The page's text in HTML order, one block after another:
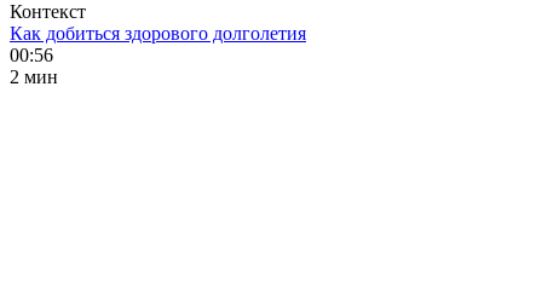
Контекст
Как добиться здорового долголетия
00:56
2 мин